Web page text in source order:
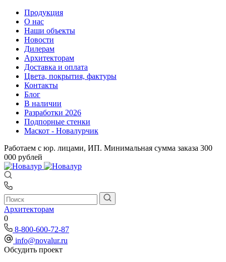
Продукция
О нас
Наши объекты
Новости
Дилерам
Архитекторам
Доставка и оплата
Цвета, покрытия, фактуры
Контакты
Блог
В наличии
Разработки 2026
Подпорные стенки
Маскот - Новалурчик
Работаем с юр. лицами, ИП. Минимальная сумма заказа 300
000 рублей
Архитекторам
0
8-800-600-72-87
info@novalur.ru
Обсудить проект